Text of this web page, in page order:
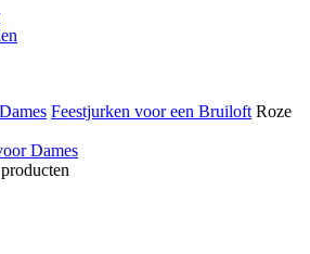
Feestjurken voor een Bruiloft Roze
Dames